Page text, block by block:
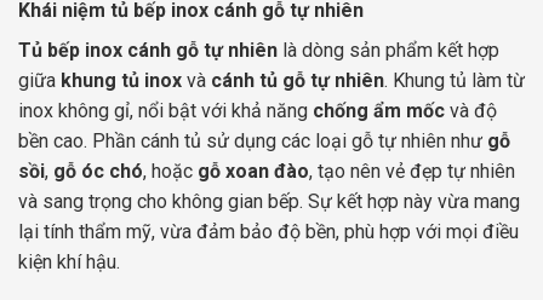
Khái niệm tủ bếp inox cánh gỗ tự nhiên
Tủ bếp inox cánh gỗ tự nhiên là dòng sản phẩm kết hợp
giữa khung tủ inox và cánh tủ gỗ tự nhiên. Khung tủ làm từ
inox không gỉ, nổi bật với khả năng chống ẩm mốc và độ
bền cao. Phần cánh tủ sử dụng các loại gỗ tự nhiên như gỗ
sồi, gỗ óc chó, hoặc gỗ xoan đào, tạo nên vẻ đẹp tự nhiên
và sang trọng cho không gian bếp. Sự kết hợp này vừa mang
lại tính thẩm mỹ, vừa đảm bảo độ bền, phù hợp với mọi điều
kiện khí hậu.